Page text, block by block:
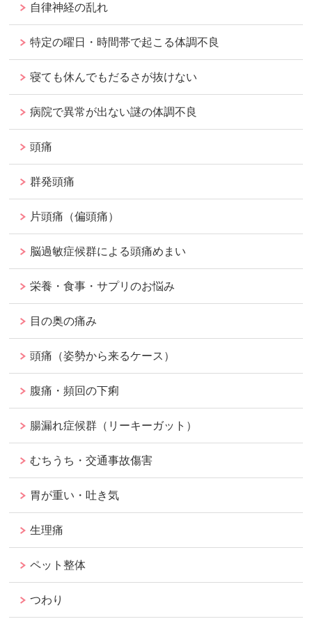
自律神経の乱れ
特定の曜日・時間帯で起こる体調不良
寝ても休んでもだるさが抜けない
病院で異常が出ない謎の体調不良
頭痛
群発頭痛
片頭痛（偏頭痛）
脳過敏症候群による頭痛めまい
栄養・食事・サプリのお悩み
目の奥の痛み
頭痛（姿勢から来るケース）
腹痛・頻回の下痢
腸漏れ症候群（リーキーガット）
むちうち・交通事故傷害
胃が重い・吐き気
生理痛
ペット整体
つわり